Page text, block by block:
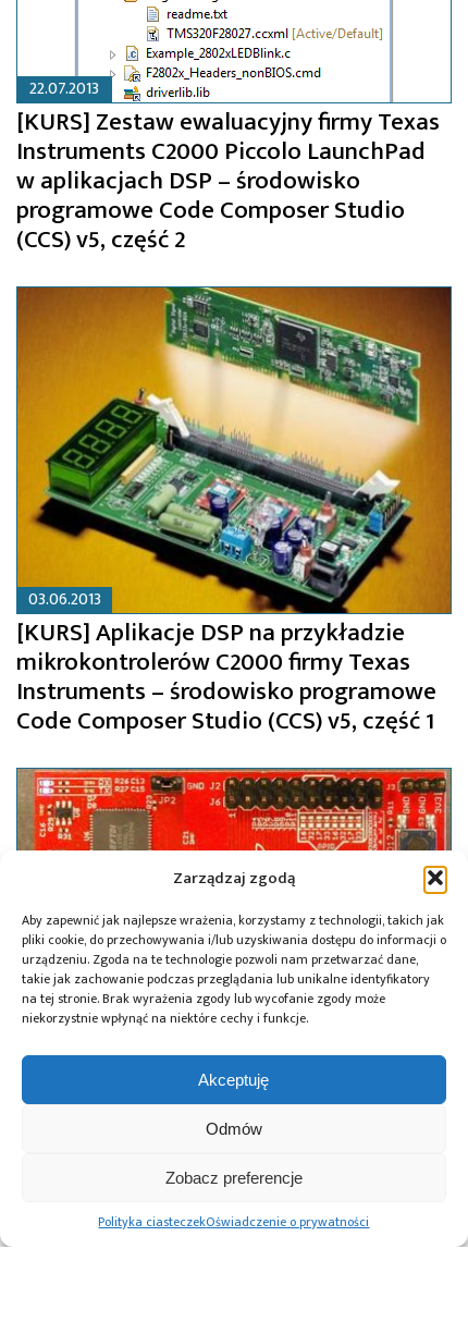
Zarządzaj zgodą
Aby zapewnić jak najlepsze wrażenia, korzystamy z technologii, takich jak
pliki cookie, do przechowywania i/lub uzyskiwania dostępu do informacji o
urządzeniu. Zgoda na te technologie pozwoli nam przetwarzać dane,
takie jak zachowanie podczas przeglądania lub unikalne identyfikatory
na tej stronie. Brak wyrażenia zgody lub wycofanie zgody może
niekorzystnie wpłynąć na niektóre cechy i funkcje.
Akceptuję
Odmów
Zobacz preferencje
Polityka ciasteczekOświadczenie o prywatności
22.07.2013
[KURS] Zestaw ewaluacyjny firmy Texas
Instruments C2000 Piccolo LaunchPad
w aplikacjach DSP – środowisko
programowe Code Composer Studio
(CCS) v5, część 2
03.06.2013
[KURS] Aplikacje DSP na przykładzie
mikrokontrolerów C2000 firmy Texas
Instruments – środowisko programowe
Code Composer Studio (CCS) v5, część 1
Zestaw ewaluacyjny firmy Texas
Instruments C2000 Piccolo LaunchPad
w aplikacjach DSP